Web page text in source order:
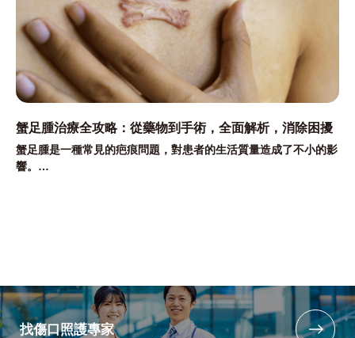
蟹足腫治療全攻略：從藥物到手術，全面解析，消除困擾
蟹足腫是一種常見的疤痕問題，對患者的生活質量造成了不小的影
響。
找傷口照護專家